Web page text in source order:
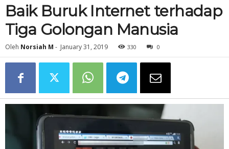
Baik Buruk Internet terhadap
Tiga Golongan Manusia
Oleh Norsiah M - January 31, 2019 330 0